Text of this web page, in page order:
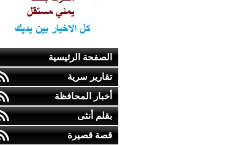
الصفحة الرئيسية
تقارير سرية
أخبار المحافظة
بقلم أنثى
قصة قصيرة